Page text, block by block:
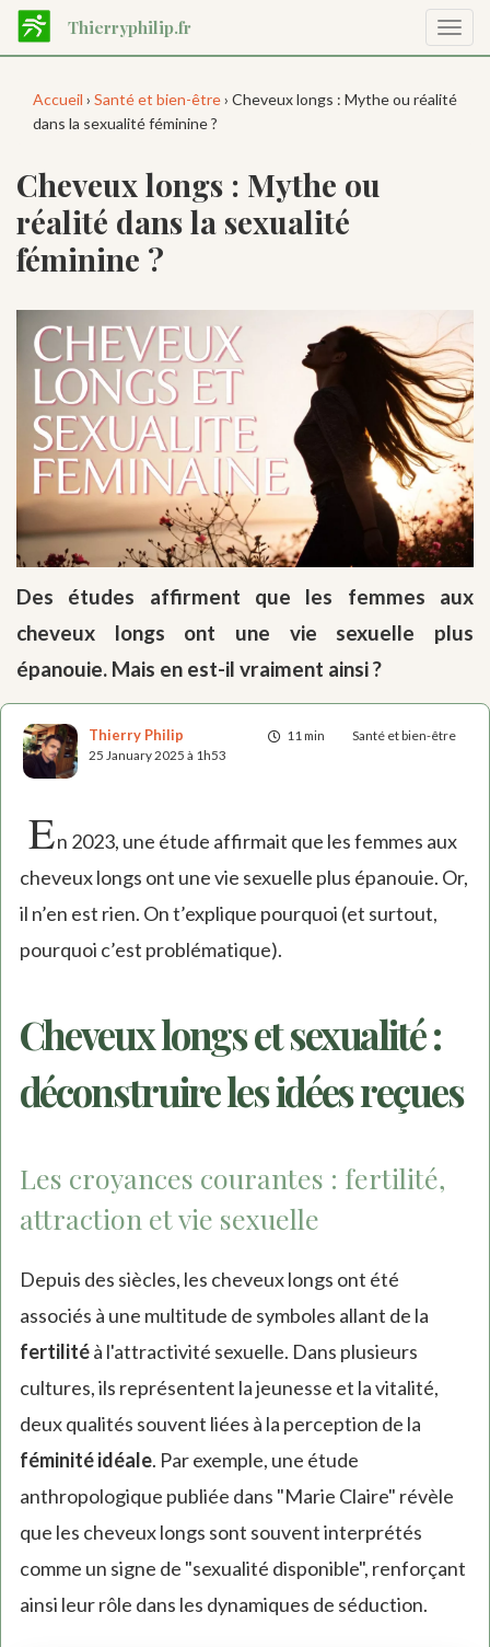
Aller
contenu
Thierryphilip.fr
la
Accueil › Santé et bien-être› Cheveux longs : Mythe ou réalité
dans la sexualité féminine ?
Cheveux longs : Mythe ou
réalité dans la sexualité
féminine ?
Des études affirment que les femmes aux
cheveux longs ont une vie sexuelle plus
épanouie. Mais en est-il vraiment ainsi ?
11 min Santé et bien-être
Thierry Philip
25 January 2025 à 1h53
En 2023, une étude affirmait que les femmes aux
cheveux longs ont une vie sexuelle plus épanouie. Or,
il n’en est rien. On t’explique pourquoi (et surtout,
pourquoi c’est problématique).
Cheveux longs et sexualité :
déconstruire les idées reçues
Les croyances courantes : fertilité,
attraction et vie sexuelle
Depuis des siècles, les cheveux longs ont été
associés à une multitude de symboles allant de la
fertilitéà l'attractivité sexuelle. Dans plusieurs
cultures, ils représentent la jeunesse et la vitalité,
deux qualités souvent liées à la perception de la
féminité idéale. Par exemple, une étude
anthropologique publiée dans "Marie Claire" révèle
que les cheveux longs sont souvent interprétés
comme un signe de "sexualité disponible", renforçant
ainsi leur rôle dans les dynamiques de séduction.